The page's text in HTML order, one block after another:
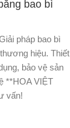
bao bì
pháp bao bì
hiệu. Thiết
bảo vệ sản
**HOA VIỆT
vấn!